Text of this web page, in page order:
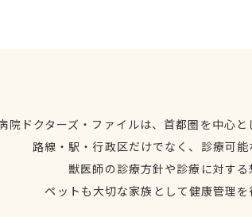
院ドクターズ・ファイルは、首都圏を中心
路線・駅・行政区だけでなく、診療可
獣医師の診療方針や診療に対す
ペットも大切な家族として健康管理